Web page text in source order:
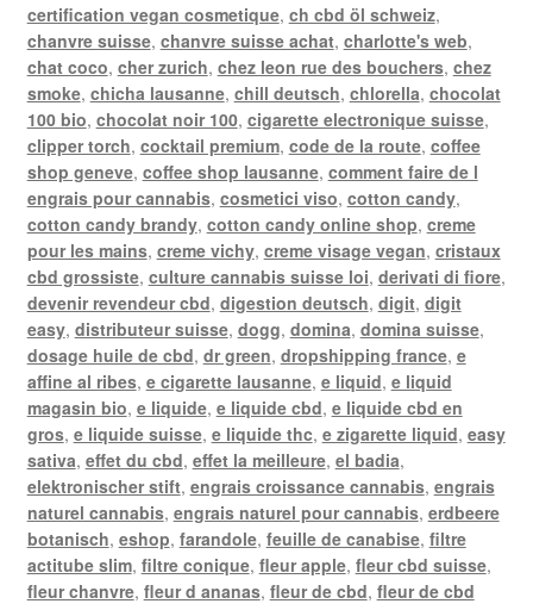
certification vegan cosmetique, ch cbd öl schweiz,
chanvre suisse, chanvre suisse achat, charlotte's web,
chat coco, cher zurich, chez leon rue des bouchers, chez
smoke, chicha lausanne, chill deutsch, chlorella, chocolat
100 bio, chocolat noir 100, cigarette electronique suisse,
clipper torch, cocktail premium, code de la route, coffee
shop geneve, coffee shop lausanne, comment faire de l
engrais pour cannabis, cosmetici viso, cotton candy,
cotton candy brandy, cotton candy online shop, creme
pour les mains, creme vichy, creme visage vegan, cristaux
cbd grossiste, culture cannabis suisse loi, derivati di fiore,
devenir revendeur cbd, digestion deutsch, digit, digit
easy, distributeur suisse, dogg, domina, domina suisse,
dosage huile de cbd, dr green, dropshipping france, e
affine al ribes, e cigarette lausanne, e liquid, e liquid
magasin bio, e liquide, e liquide cbd, e liquide cbd en
gros, e liquide suisse, e liquide thc, e zigarette liquid, easy
sativa, effet du cbd, effet la meilleure, el badia,
elektronischer stift, engrais croissance cannabis, engrais
naturel cannabis, engrais naturel pour cannabis, erdbeere
botanisch, eshop, farandole, feuille de canabise, filtre
actitube slim, filtre conique, fleur apple, fleur cbd suisse,
fleur chanvre, fleur d ananas, fleur de cbd, fleur de cbd